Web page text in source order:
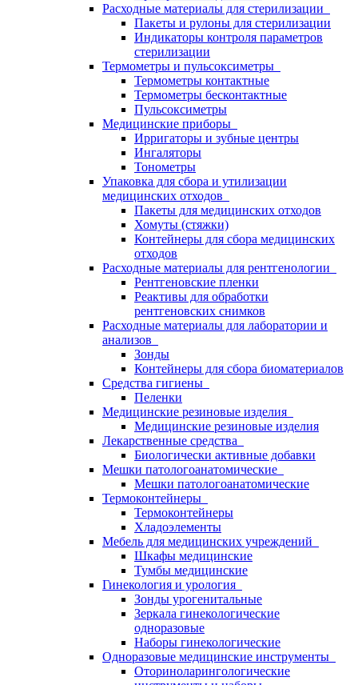
Расходные материалы для стерилизации
Пакеты и рулоны для стерилизации
Индикаторы контроля параметров
стерилизации
Термометры и пульсоксиметры
Термометры контактные
Термометры бесконтактные
Пульсоксиметры
Медицинские приборы
Ирригаторы и зубные центры
Ингаляторы
Тонометры
Упаковка для сбора и утилизации
медицинских отходов
Пакеты для медицинских отходов
Хомуты (стяжки)
Контейнеры для сбора медицинских
отходов
Расходные материалы для рентгенологии
Рентгеновские пленки
Реактивы для обработки
рентгеновских снимков
Расходные материалы для лаборатории и
анализов
Зонды
Контейнеры для сбора биоматериалов
Средства гигиены
Пеленки
Медицинские резиновые изделия
Медицинские резиновые изделия
Лекарственные средства
Биологически активные добавки
Мешки патологоанатомические
Мешки патологоанатомические
Термоконтейнеры
Термоконтейнеры
Хладоэлементы
Мебель для медицинских учреждений
Шкафы медицинские
Тумбы медицинские
Гинекология и урология
Зонды урогенитальные
Зеркала гинекологические
одноразовые
Наборы гинекологические
Одноразовые медицинские инструменты
Оториноларингологические